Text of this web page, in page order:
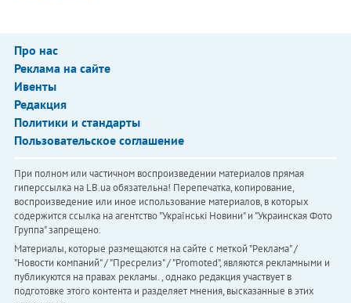
Про нас
Реклама на сайте
Ивенты
Редакция
Политики и стандарты
Пользовательское соглашение
При полном или частичном воспроизведении материалов прямая
гиперссылка на LB.ua обязательна! Перепечатка, копирование,
воспроизведение или иное использование материалов, в которых
содержится ссылка на агентство "Українськi Новини" и "Украинская Фото
Группа" запрещено.
Материалы, которые размещаются на сайте с меткой "Реклама" /
"Новости компаний" / "Пресрелиз" / "Promoted", являются рекламными и
публикуются на правах рекламы. , однако редакция участвует в
подготовке этого контента и разделяет мнения, высказанные в этих